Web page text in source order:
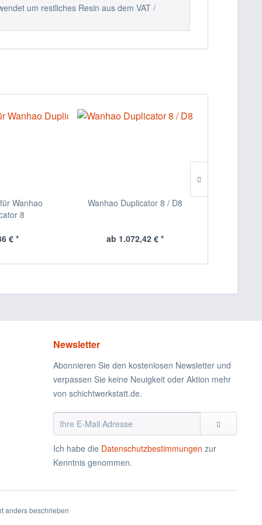
um restliches Resin aus dem VAT /
Wanhao
8
€ *
Wanhao Duplicator 8 / D8
ab 1.072,42 € *
Newsletter
Abonnieren Sie den kostenlosen Newsletter und
verpassen Sie keine Neuigkeit oder Aktion mehr
von schichtwerkstatt.de.
Ich habe die Datenschutzbestimmungen zur
Kenntnis genommen.
anders beschrieben